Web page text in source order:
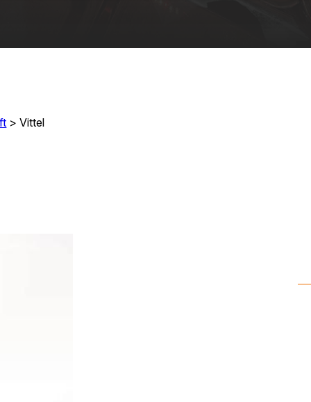
>Vittel